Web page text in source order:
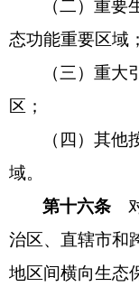
（二）重
态功能重要区域；
（三）重
区；
（四）其
域。
第十六条
治区、直辖市和
地区间横向生态